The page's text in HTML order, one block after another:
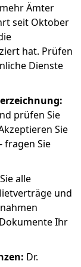
Ämter
seit Oktober
hat. Prüfen
Dienste
prüfen Sie
Sie
fragen Sie
alle
und
Ihr
Dr.